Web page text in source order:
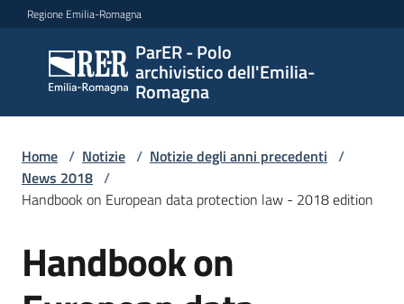
Vai al contenuto
Vai alla navigazione
Vai al footer
Regione Emilia-Romagna
ParER - Polo
archivistico dell'Emilia-
Romagna
ParER -
Polo
archivistico
Romagna
archivistico
Home / Notizie / Notizie degli anni precedenti /
News 2018 /
Handbook on European data protection law - 2018 edition
Salta al contenuto
Handbook on